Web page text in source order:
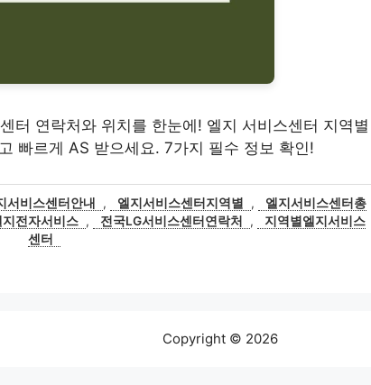
연락처와 위치를 한눈에! 엘지 서비스센터 지역별
빠르게 AS 받으세요. 7가지 필수 정보 확인!
서비스센터안내 , 엘지서비스센터지역별 ,
엘지서비스센터총
지전자서비스 , 전국LG서비스센터연락처 ,
지역별엘지서비스
센터
Copyright © 2026